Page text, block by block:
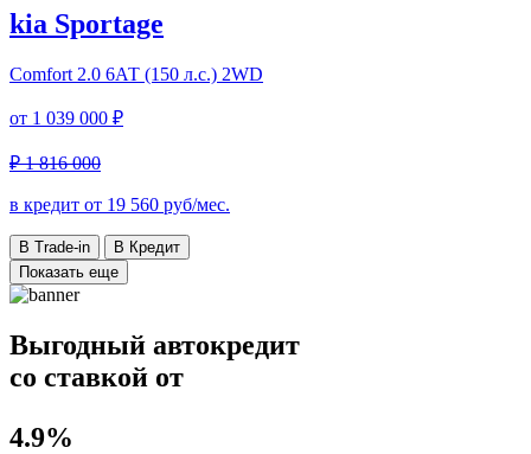
kia Sportage
Comfort 2.0 6АТ (150 л.с.) 2WD
от 1 039 000 ₽
₽ 1 816 000
в кредит от 19 560 руб/мес.
В Trade-in
В Кредит
Показать еще
Выгодный автокредит
со ставкой от
4.9%